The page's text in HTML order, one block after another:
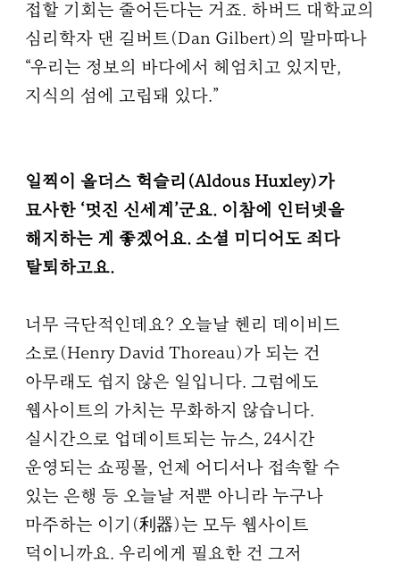
접할 기회는 줄어든다는 거죠. 하버드 대학교의
심리학자 댄 길버트(Dan Gilbert)의 말마따나
“우리는 정보의 바다에서 헤엄치고 있지만,
지식의 섬에 고립돼 있다.”
일찍이 올더스 헉슬리(Aldous Huxley)가
묘사한 ‘멋진 신세계’군요. 이참에 인터넷을
해지하는 게 좋겠어요. 소셜 미디어도 죄다
탈퇴하고요.
너무 극단적인데요? 오늘날 헨리 데이비드
소로(Henry David Thoreau)가 되는 건
아무래도 쉽지 않은 일입니다. 그럼에도
웹사이트의 가치는 무화하지 않습니다.
실시간으로 업데이트되는 뉴스, 24시간
운영되는 쇼핑몰, 언제 어디서나 접속할 수
있는 은행 등 오늘날 저뿐 아니라 누구나
마주하는 이기(利器)는 모두 웹사이트
덕이니까요. 우리에게 필요한 건 그저